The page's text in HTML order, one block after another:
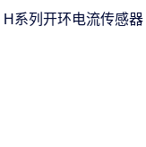
H系列开环电流传感器